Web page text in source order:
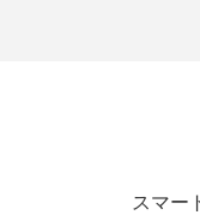
スマー